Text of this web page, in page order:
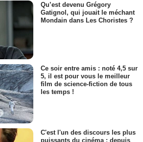
Qu’est devenu Grégory
Gatignol, qui jouait le méchant
Mondain dans Les Choristes ?
Ce soir entre amis : noté 4,5 sur
5, il est pour vous le meilleur
film de science-fiction de tous
les temps !
C'est l'un des discours les plus
puissants du cinéma : depuis